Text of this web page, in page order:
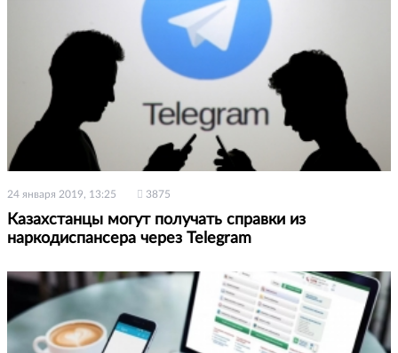
24 января 2019, 13:25 3875
Казахстанцы могут получать справки из
наркодиспансера через Telegram